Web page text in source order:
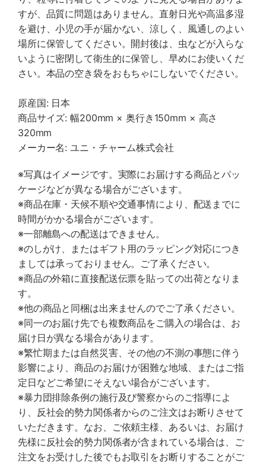
すが、品質に問題はありません。直射日光や高温多湿
を避け、小児の手が届かない、涼しく、風通しのよい
場所に保管してください。開封後は、虫などが入らな
いように密閉して衛生的に保管し、早めにお使いくだ
さい。本品の空き袋をおもちゃにしないでください。
原産国: 日本
商品サイズ: 幅200mm × 奥行き150mm × 高さ
320mm
メーカー名: ユニ・チャーム株式会社
※写真はイメージです。実際にお届けする商品とパッ
ケージなどが異なる場合がございます。
※商品在庫・天候不順や交通事情により、配送までに
時間がかかる場合がございます。
※一部離島への配送はできません。
※のしがけ、またはギフト用のラッピング対応につき
ましては承っておりません。ご了承ください。
※商品の外箱に直接配送伝票を貼っての出荷となりま
す。
※他の商品と同梱は出来ませんのでご了承ください。
※同一のお届け先でも複数商品をご購入の場合は、お
届け日が異なる場合があります。
※繁忙期または自然災害、その他の不測の事態に伴う
影響により、商品のお届けが困難な地域、またはご指
定日などご希望にそえない場合がございます。
※暴力団排除条例の施行及び警察からのご指導によ
り、反社会的勢力関係者からのご注文はお断りさせて
いただきます。なお、ご依頼主様、あるいは、お届け
先様に反社会的勢力関係者が含まれている場合は、ご
注文をお受けした後でもお取引をお断りすることがご